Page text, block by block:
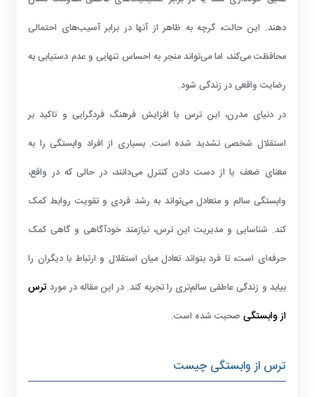
دهند. این حالت، گرچه به ظاهر از آنها در برابر آسیب‌های احتمالی
محافظت می‌کند، اما می‌تواند منجر به احساس تنهایی و عدم دستیابی به
رضایت واقعی در زندگی شود.
در دنیای مدرن، این ترس با افزایش فرهنگ فردگرایی و تاکید بر
استقلال شخصی تشدید شده است. بسیاری از افراد وابستگی را به
معنای ضعف یا از دست دادن کنترل می‌دانند، در حالی که در واقع،
وابستگی سالم و متعادل می‌تواند به رشد فردی و تقویت روابط کمک
کند. شناسایی و مدیریت این ترس، نیازمند خودآگاهی و گاهی کمک
حرفه‌ای است، تا فرد بتواند تعادل میان استقلال و ارتباط با دیگران را
بیابد و زندگی عاطفی سالم‌تری را تجربه کند. در این مقاله در موردترس
از وابستگی صحبت شده است.
ترس از وابستگی چیست